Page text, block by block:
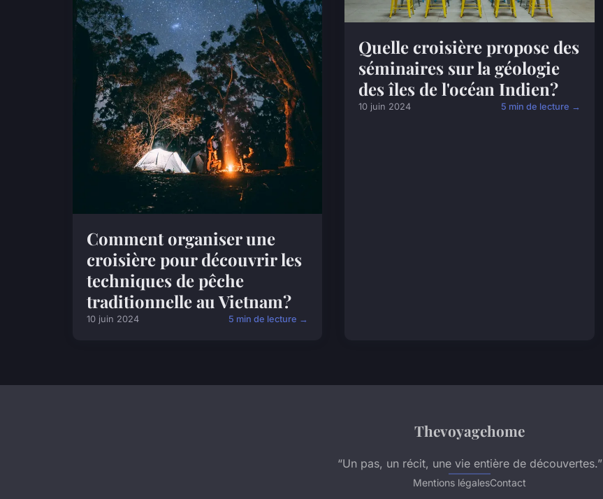
Comment organiser une
croisière pour découvrir les
techniques de pêche
traditionnelle au Vietnam?
10 juin 2024 5 min de lecture →
Quelle croisière propose des
séminaires sur la géologie
des îles de l'océan Indien?
10 juin 2024 5 min de lecture →
Thevoyagehome
“Un pas, un récit, une vie entière de découvertes.”
Mentions légalesContact